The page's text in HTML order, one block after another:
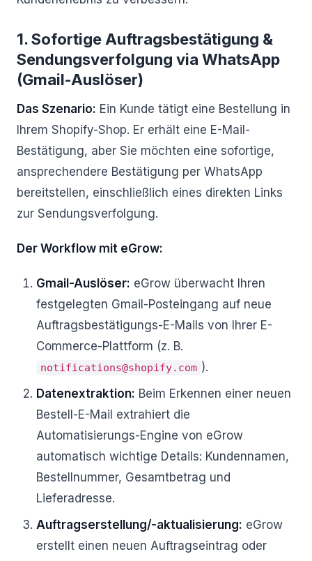
1. Sofortige Auftragsbestätigung &
Sendungsverfolgung via WhatsApp
(Gmail-Auslöser)
Das Szenario: Ein Kunde tätigt eine Bestellung in
Ihrem Shopify-Shop. Er erhält eine E-Mail-
Bestätigung, aber Sie möchten eine sofortige,
ansprechendere Bestätigung per WhatsApp
bereitstellen, einschließlich eines direkten Links
zur Sendungsverfolgung.
Der Workflow mit eGrow:
Gmail-Auslöser: eGrow überwacht Ihren
festgelegten Gmail-Posteingang auf neue
Auftragsbestätigungs-E-Mails von Ihrer E-
Commerce-Plattform (z. B.
notifications@shopify.com ).
Datenextraktion: Beim Erkennen einer neuen
Bestell-E-Mail extrahiert die
Automatisierungs-Engine von eGrow
automatisch wichtige Details: Kundennamen,
Bestellnummer, Gesamtbetrag und
Lieferadresse.
Auftragserstellung/-aktualisierung: eGrow
erstellt einen neuen Auftragseintrag oder